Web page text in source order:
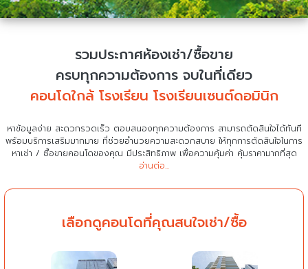
รวมประกาศห้องเช่า/ซื้อขาย
ครบทุกความต้องการ จบในที่เดียว
คอนโดใกล้ โรงเรียน โรงเรียนเซนต์ดอมินิก
หาข้อมูลง่าย สะดวกรวดเร็ว ตอบสนองทุกความต้องการ สามารถตัดสินใจได้ทันที
พร้อมบริการเสริมมากมาย ที่ช่วยอำนวยความสะดวกสบาย ให้ทุกการตัดสินใจในการ
หาเช่า / ซื้อขายคอนโดของคุณ มีประสิทธิภาพ เพื่อความคุ้มค่า คุ้มราคามากที่สุด
อ่านต่อ...
เลือกดูคอนโดที่คุณสนใจเช่า/ซื้อ